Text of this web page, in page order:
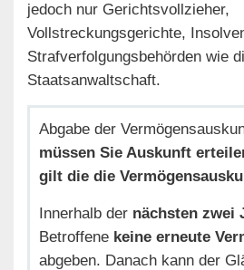
jedoch nur Gerichtsvollzieher,
Vollstreckungsgerichte,
Strafverfolgungsbehörden wie
Staatsanwaltschaft.
Abgabe der
müssen Sie Auskunft
gilt die die
Innerhalb der nächsten zwei
Betroffene keine erneute
abgeben. Danach kann der